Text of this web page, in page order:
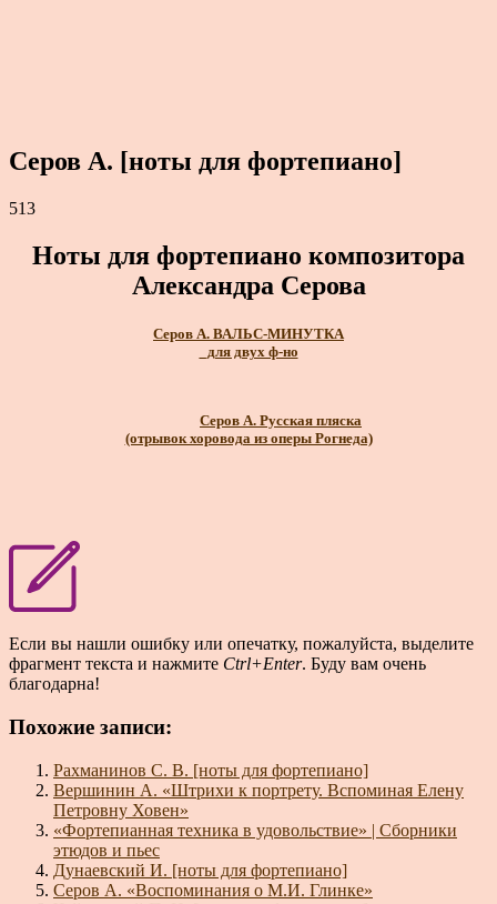
Серов А. [ноты для фортепиано]
513
Ноты для фортепиано композитора
Александра Серова
Серов А. ВАЛЬС-МИНУТКА
_для двух ф-но
Серов А. Русская пляска
(отрывок хоровода из оперы Рогнеда)
Если вы нашли ошибку или опечатку, пожалуйста, выделите
фрагмент текста и нажмите Ctrl+Enter. Буду вам очень
благодарна!
Похожие записи:
Рахманинов С. В. [ноты для фортепиано]
Вершинин А. «Штрихи к портрету. Вспоминая Елену
Петровну Ховен»
«Фортепианная техника в удовольствие» | Сборники
этюдов и пьес
Дунаевский И. [ноты для фортепиано]
Серов А. «Воспоминания о М.И. Глинке»